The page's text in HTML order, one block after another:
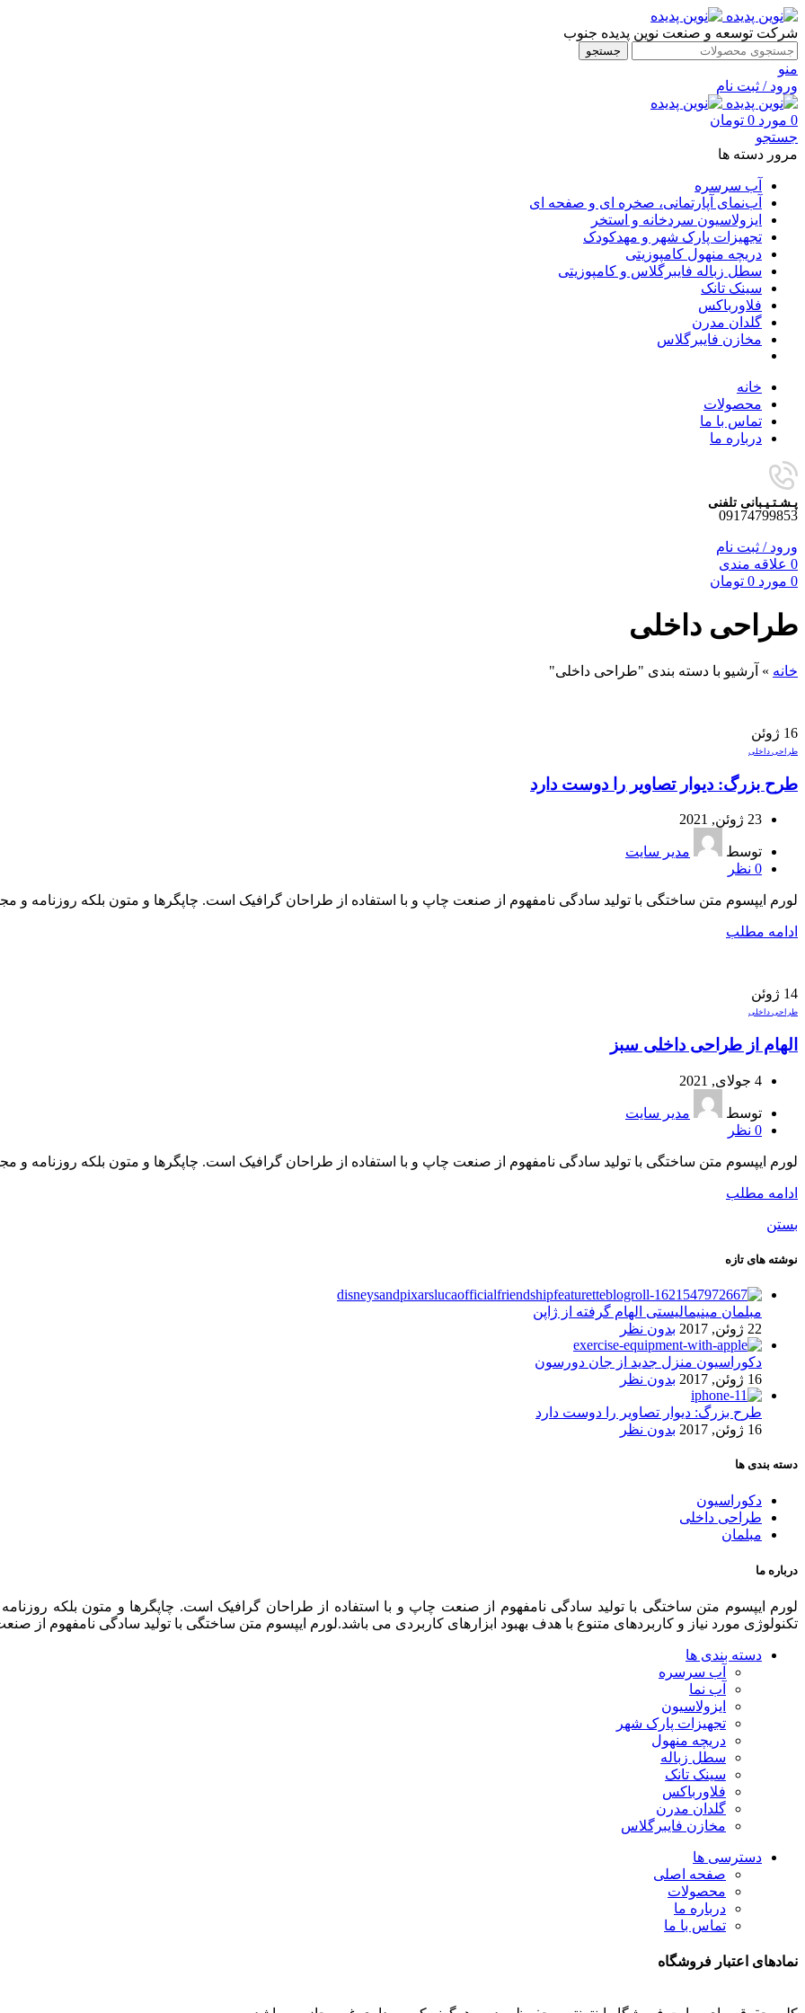
شرکت توسعه و صنعت نوین پدیده جنوب
جستجو
منو
ورود / ثبت نام
0 مورد 0 تومان
جستجو
مرور دسته ها
آب سرسره
آب‌نمای آپارتمانی، صخره ای و صفحه ای
ایزولاسیون سردخانه و استخر
تجهیزات پارک شهر و مهدکودک
دریچه منهول کامپوزیتی
سطل زباله فایبرگلاس و کامپوزیتی
سینک تانک
فلاورباکس
گلدان مدرن
مخازن فایبرگلاس
خانه
محصولات
تماس با ما
درباره ما
پـشـتـیـبانی تلفنی
09174799853
ورود / ثبت نام
0 علاقه مندی
0 مورد 0 تومان
طراحی داخلی
خانه » آرشیو با دسته بندی "طراحی داخلی"
16 ژوئن
طراحی داخلی
طرح بزرگ: دیوار تصاویر را دوست دارد
23 ژوئن, 2021
توسط
مدیر سایت
0 نظر
لورم ایپسوم متن ساختگی با تولید سادگی نامفهوم از صنعت چاپ و با استفاده از طراحان گرافیک است. چاپگرها و متون بلکه روزنامه و
ادامه مطلب
14 ژوئن
طراحی داخلی
الهام از طراحی داخلی سبز
4 جولای, 2021
توسط
مدیر سایت
0 نظر
لورم ایپسوم متن ساختگی با تولید سادگی نامفهوم از صنعت چاپ و با استفاده از طراحان گرافیک است. چاپگرها و متون بلکه روزنامه و
ادامه مطلب
بستن
نوشته های تازه
مبلمان مینیمالیستی الهام گرفته از ژاپن
22 ژوئن, 2017
بدون نظر
دکوراسیون منزل جدید از جان دورسون
16 ژوئن, 2017
بدون نظر
طرح بزرگ: دیوار تصاویر را دوست دارد
16 ژوئن, 2017
بدون نظر
دسته بندی ها
دکوراسیون
طراحی داخلی
مبلمان
درباره ما
لورم ایپسوم متن ساختگی با تولید سادگی نامفهوم از صنعت چاپ و با استفاده از طراحان گرافیک است. چاپگرها و متون بلکه
تکنولوژی مورد نیاز و کاربردهای متنوع با هدف بهبود ابزارهای کاربردی می باشد.لورم ایپسوم متن ساختگی با تولید سادگی نامفهوم از
دسته بندی ها
آب سرسره
آب نما
ایزولاسیون
تجهیزات پارک شهر
دریچه منهول
سطل زباله
سینک تانک
فلاورباکس
گلدان مدرن
مخازن فایبرگلاس
دسترسی ها
صفحه اصلی
محصولات
درباره ما
تماس با ما
نمادهای اعتبار فروشگاه